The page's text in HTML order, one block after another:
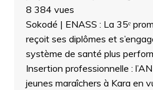
8 384 vues
Sokodé | ENASS : La 35ᵉ
reçoit ses diplômes et
système de santé plus
Insertion professionnelle :
jeunes maraîchers à Kara en